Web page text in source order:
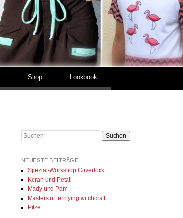
Shop Lookbook
Suchen
NEUESTE BEITRÄGE
Spezial-Workshop Coverlock
Kerah und Petali
Mady und Pam
Masters of terrifying witchcraft
Pilze